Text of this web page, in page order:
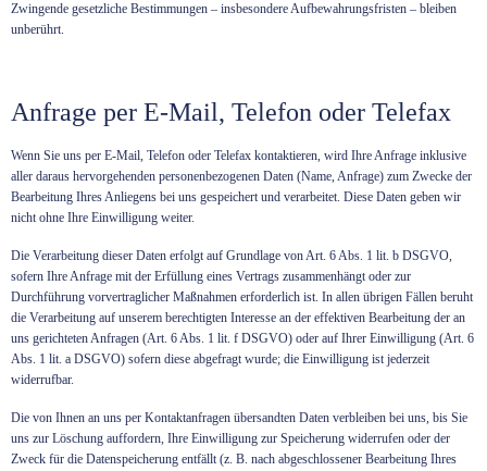
Zwingende gesetzliche Bestimmungen – insbesondere Aufbewahrungsfristen – bleiben
unberührt.
Anfrage per E-Mail, Telefon oder Telefax
Wenn Sie uns per E-Mail, Telefon oder Telefax kontaktieren, wird Ihre Anfrage inklusive
aller daraus hervorgehenden personenbezogenen Daten (Name, Anfrage) zum Zwecke der
Bearbeitung Ihres Anliegens bei uns gespeichert und verarbeitet. Diese Daten geben wir
nicht ohne Ihre Einwilligung weiter.
Die Verarbeitung dieser Daten erfolgt auf Grundlage von Art. 6 Abs. 1 lit. b DSGVO,
sofern Ihre Anfrage mit der Erfüllung eines Vertrags zusammenhängt oder zur
Durchführung vorvertraglicher Maßnahmen erforderlich ist. In allen übrigen Fällen beruht
die Verarbeitung auf unserem berechtigten Interesse an der effektiven Bearbeitung der an
uns gerichteten Anfragen (Art. 6 Abs. 1 lit. f DSGVO) oder auf Ihrer Einwilligung (Art. 6
Abs. 1 lit. a DSGVO) sofern diese abgefragt wurde; die Einwilligung ist jederzeit
widerrufbar.
Die von Ihnen an uns per Kontaktanfragen übersandten Daten verbleiben bei uns, bis Sie
uns zur Löschung auffordern, Ihre Einwilligung zur Speicherung widerrufen oder der
Zweck für die Datenspeicherung entfällt (z. B. nach abgeschlossener Bearbeitung Ihres